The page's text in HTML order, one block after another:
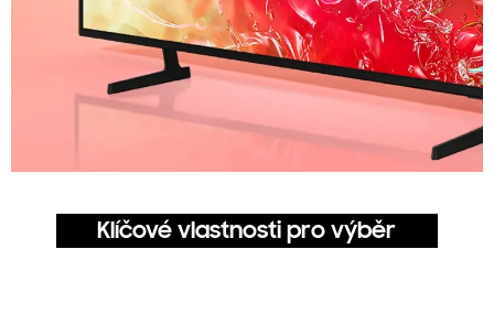
Klíčové vlastnosti pro výběr